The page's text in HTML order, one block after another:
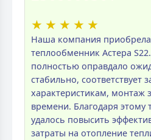
★ ★ ★ ★ ★
Наша компания приобрела
теплообменник Астера
полностью оправдало
стабильно, соответствует
характеристикам, монтаж
времени. Благодаря этому
удалось повысить
затраты на отопление